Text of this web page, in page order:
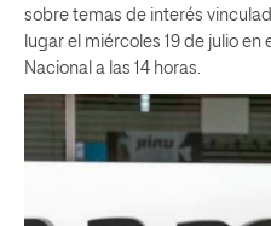
sobre temas de interés
lugar el miércoles 19 de julio
Nacional a las 14 horas.